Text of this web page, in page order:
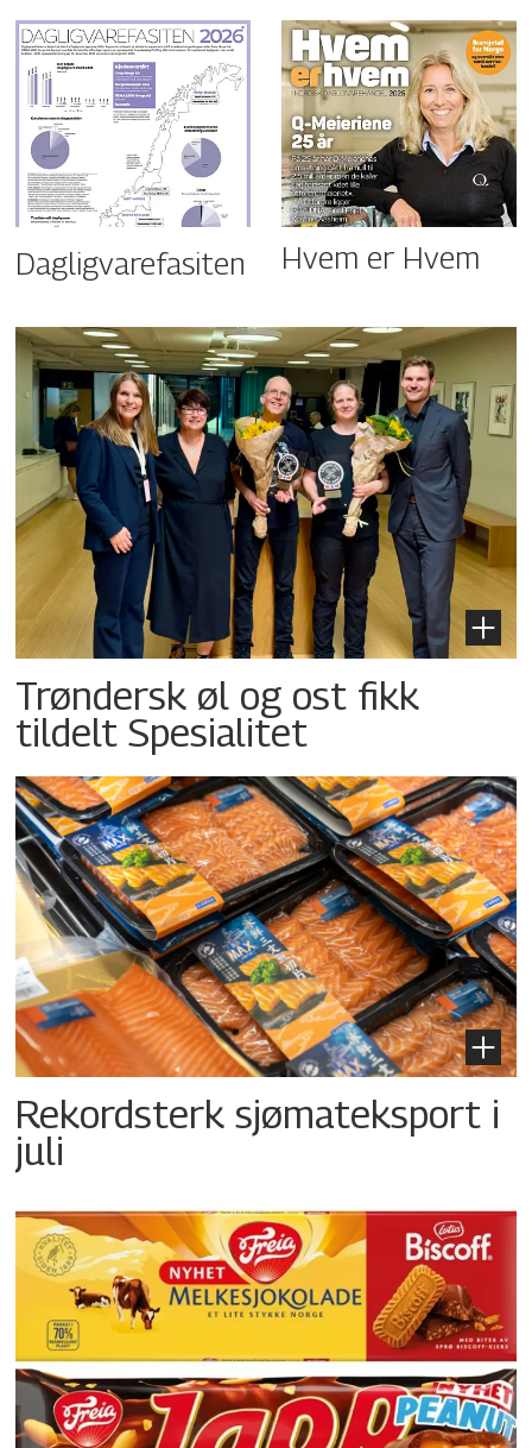
Dagligvarefasiten Hvem er Hvem
Trøndersk øl og ost fikk
tildelt Spesialitet
Rekordsterk sjømateksport i
juli